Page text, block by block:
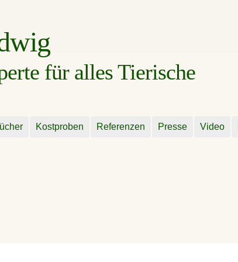
für alles Tierische
Kostproben Referenzen Presse Video